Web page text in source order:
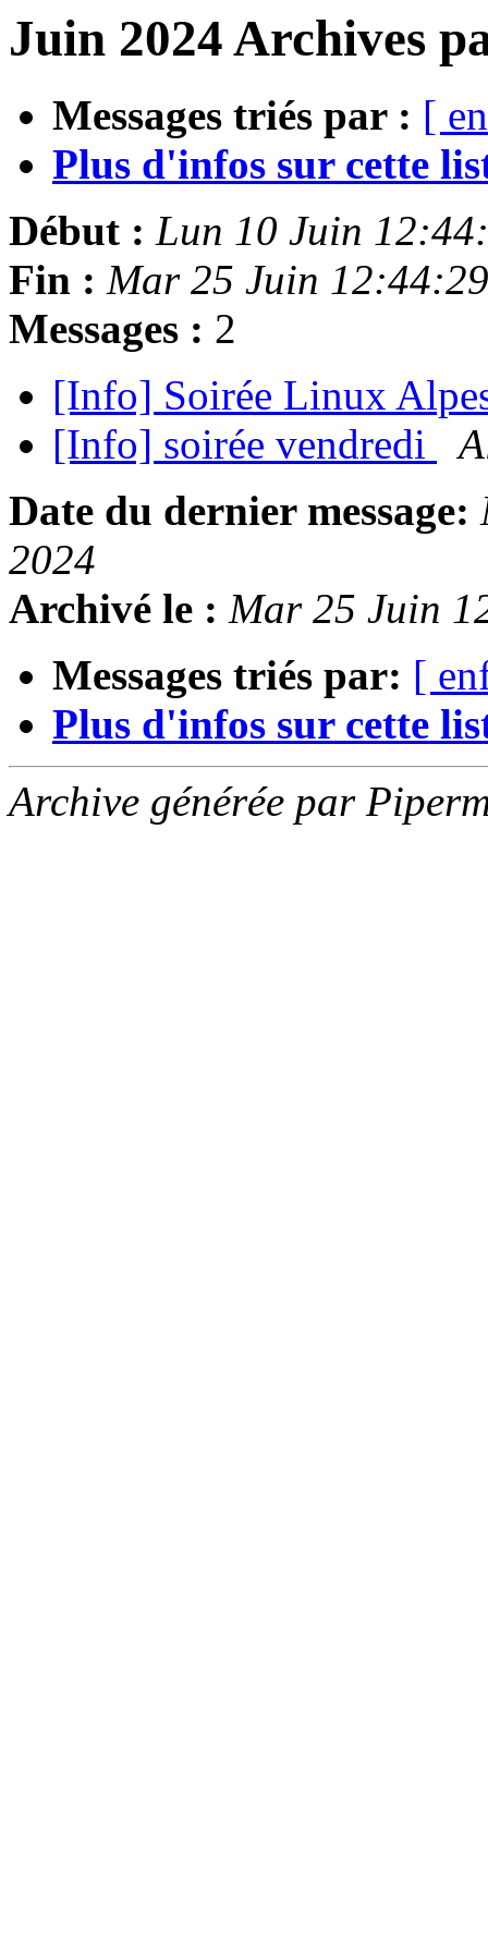
Juin 2024 Archives
Messages triés par : [
Plus d'infos sur cette
Début : Lun 10 Juin
Fin : Mar 25 Juin
Messages : 2
[Info] Soirée Linux
[Info] soirée vendredi
Date du dernier message:
2024
Archivé le : Mar 25 Juin
Messages triés par: [
Plus d'infos sur cette
Archive générée par